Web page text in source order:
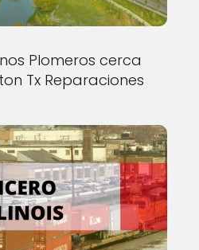
Plomeros cerca
Tx Reparaciones